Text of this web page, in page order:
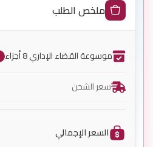
ملخص الطلب
موسوعة القضاء الإداري 8 أجزاء
سعر الشحن
السعر الإجمالي